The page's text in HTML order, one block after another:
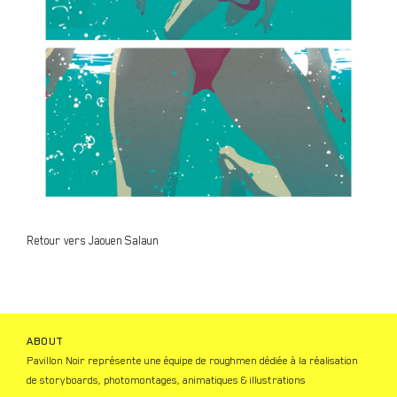
Retour vers Jaouen Salaun
ABOUT
Pavillon Noir représente une équipe de roughmen dédiée à la réalisation
de storyboards, photomontages, animatiques & illustrations